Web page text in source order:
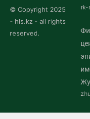
© Copyright 2025
- hls.kz - all rights
reserved.
rk-